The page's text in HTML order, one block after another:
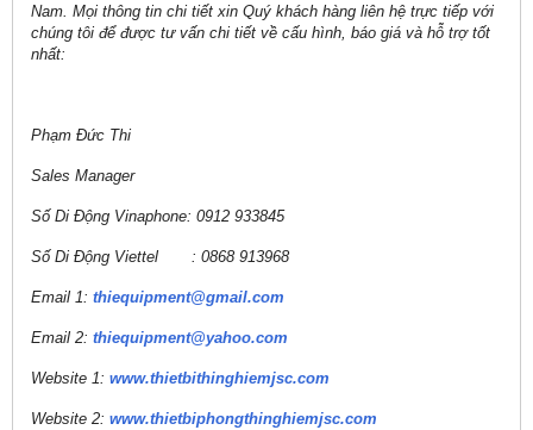
Nam. Mọi thông tin chi tiết xin Quý khách hàng liên hệ trực tiếp với
chúng tôi để được tư vấn chi tiết về cấu hình, báo giá và hỗ trợ tốt
nhất:
Phạm Đức Thi
Sales Manager
Số Di Động Vinaphone: 0912 933845
Số Di Động Viettel : 0868 913968
Email 1: thiequipment@gmail.com
Email 2: thiequipment@yahoo.com
Website 1: www.thietbithinghiemjsc.com
Website 2: www.thietbiphongthinghiemjsc.com